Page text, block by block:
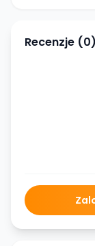
Recenzje (0)